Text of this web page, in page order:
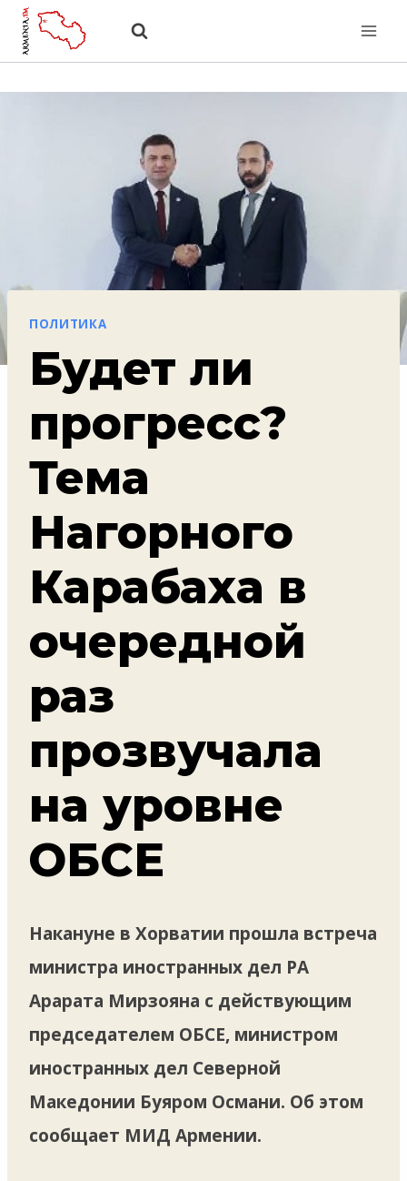
Перейти
ПОЛИТИКА
Будет ли
прогресс?
Тема
Нагорного
Карабаха в
очередной
раз
прозвучала
на уровне
ОБСЕ
Накануне в Хорватии прошла встреча
министра иностранных дел РА
Арарата Мирзояна с действующим
председателем ОБСЕ, министром
иностранных дел Северной
Македонии Буяром Османи. Об этом
сообщает МИД Армении.